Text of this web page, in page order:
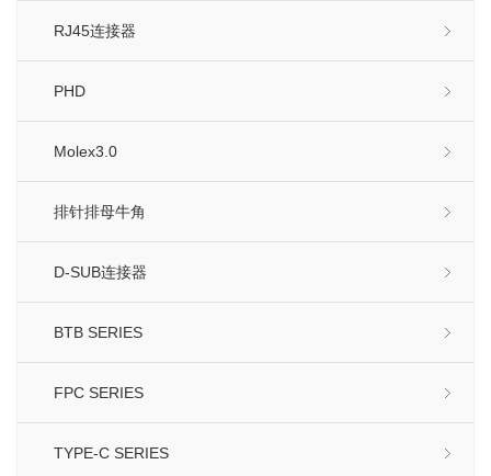
RJ45连接器
PHD
Molex3.0
排针排母牛角
D-SUB连接器
BTB SERIES
FPC SERIES
TYPE-C SERIES